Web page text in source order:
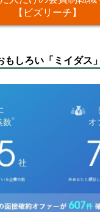
【ビズリーチ】
しろい「ミイダス」